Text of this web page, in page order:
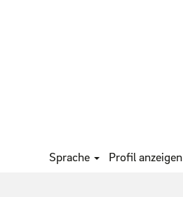
Sprache Profil anzeigen